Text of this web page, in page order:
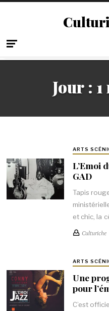
Jour :
ARTS
L’Emoi
GAD
Tapis
et chic, la
Culturiche
ARTS
Une
pour
C’est